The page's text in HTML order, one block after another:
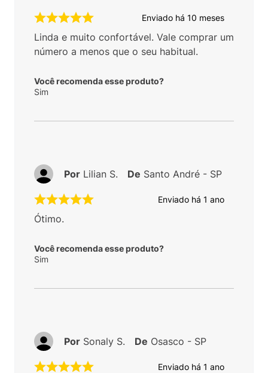
Enviado há 10 meses
Linda e muito confortável. Vale comprar um
número a menos que o seu habitual.
Você recomenda esse produto?
Sim
Enviado há 1 ano
Ótimo.
Você recomenda esse produto?
Sim
Por Lilian S. De Santo André - SP
Enviado há 1 ano
Por Sonaly S. De Osasco - SP